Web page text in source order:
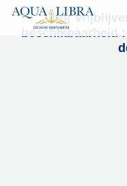
Voor
beschikbaarheid